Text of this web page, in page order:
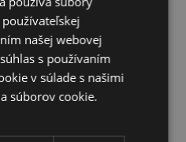
A4, Home sweet home
našej webovej
s používaním
v súlade s našimi
súborov cookie.